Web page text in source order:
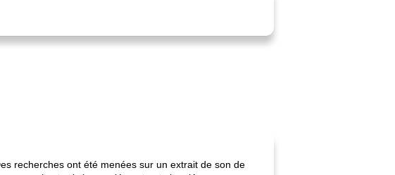
recherches ont été menées sur un extrait de son de